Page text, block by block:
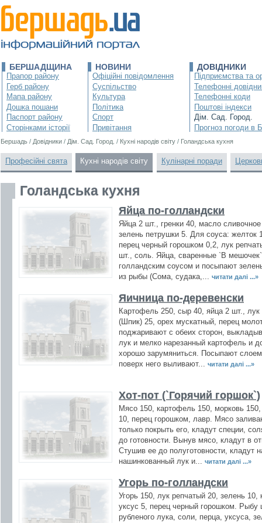
БЕРШАДЩИНА
Прапор району
Герб району
Мапа району
Дошка пошани
Паспорт району
Сторінками історії
НОВИНИ
Офіційні повідомлення
Суспільство
Культура
Політика
Спорт
Привітання
ДОВІДНИКИ
Підприємства та
Телефонні
Телефонні коди
Поштові індекси
Дім. Сад. Город.
Прогноз погоди в
Бершадь / Довідники / Дім. Сад. Город. / Кухні народів світу / Голандська кухня
Професійні свята Кухні народів світу Кулінарні поради
Голандська кухня
Яйца по-голландски
Яйца 2 шт., гренки 40, масло
зелень петрушки 5. Для соуса: желток
перец черный горошком 0,2, лук
шт., соль. Яйца, сваренные `В
голландским соусом и посыпают
из рыбы (Сома, судака,...
читати далі ...»
Яичница по-деревенски
Картофель 250, сыр 40, яйца 2 шт.,
(Шпик) 25, орех мускатный, перец
поджаривают с обеих сторон,
лук и мелко нарезанный картофель и
хорошо зарумяниться. Посыпают
поверх него выливают...
читати далі ...»
Хот-пот (`Горячий горшок`)
Мясо 150, картофель 150, морковь
10, перец горошком, лавр. Мясо
только покрыть его, кладут специи,
до готовности. Вынув мясо, кладут в
Стушив ее до полуготовности, кладут
нашинкованный лук и...
читати далі ...»
Угорь по-голландски
Угорь 150, лук репчатый 20, зелень
уксус 5, перец черный горошком.
рубленого лука, соли, перца, уксуса,